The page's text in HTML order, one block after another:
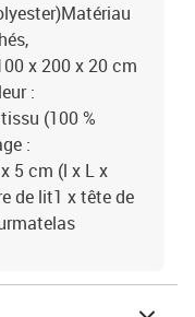
x 200 x 20 cm
:
(100 %
:
5 cm (l x L x
de lit1 x tête de